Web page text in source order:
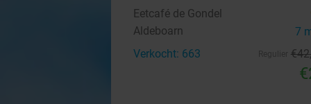
Eetcafé de Gondel
Aldeboarn 7
Verkocht: 663 €42